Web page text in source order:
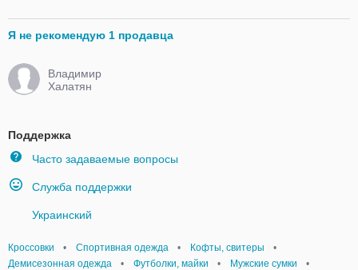
Я не рекомендую 1 продавца
Владимир
Халатян
Поддержка
Часто задаваемые вопросы
Служба поддержки
Украинский
Кроссовки • Спортивная одежда • Кофты, свитеры
•
Демисезонная одежда
• Футболки, майки • Мужские сумки
•